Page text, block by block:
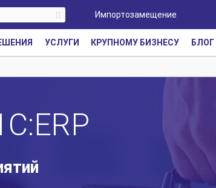
Импортозамещение
УСЛУГИ КРУПНОМУ БИЗНЕСУ БЛОГ